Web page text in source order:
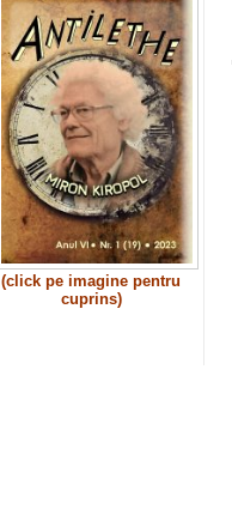
(click pe imagine pentru
cuprins)